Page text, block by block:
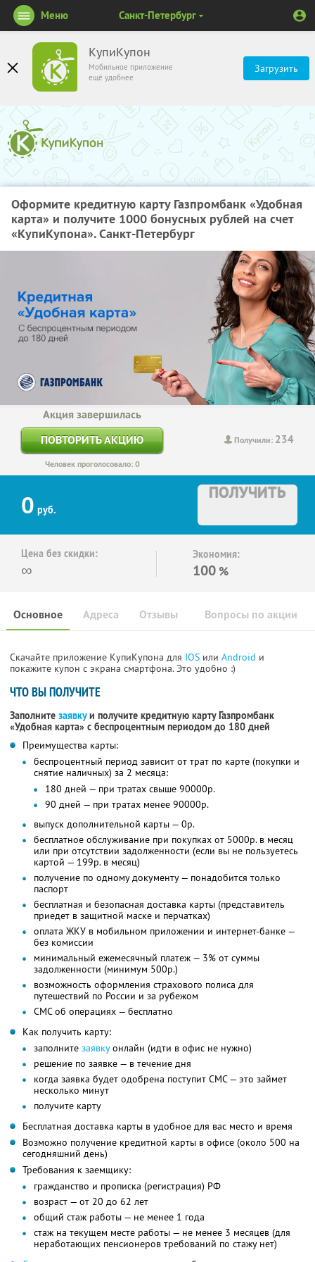
КупиКупон
Мобильное приложение
ещё удобнее
Загрузить
Меню Санкт-Петербург
Оформите кредитную карту Газпромбанк «Удобная
карта» и получите 1000 бонусных рублей на счет
«КупиКупона». Санкт-Петербург
Получили: 234
Акция завершилась
ПОВТОРИТЬ АКЦИЮ
Человек проголосовало: 0
0 руб.
ПОЛУЧИТЬ
Цена без скидки:
∞
Экономия:
100 %
Основное Отзывы Вопросы по акции
Адреса
Скачайте приложение КупиКупона для IOS или Android и
покажите купон с экрана смартфона. Это удобно :)
ЧТО ВЫ ПОЛУЧИТЕ
Заполните заявкуи получите кредитную карту Газпромбанк
«Удобная карта» с беспроцентным периодом до 180 дней
Преимущества карты:
беспроцентный период зависит от трат по карте (покупки и
снятие наличных) за 2 месяца:
180 дней — при тратах свыше 90000р.
90 дней — при тратах менее 90000р.
выпуск дополнительной карты — 0р.
бесплатное обслуживание при покупках от 5000р. в месяц
или при отсутствии задолженности (если вы не пользуетесь
картой — 199р. в месяц)
получение по одному документу — понадобится только
паспорт
бесплатная и безопасная доставка карты (представитель
приедет в защитной маске и перчатках)
оплата ЖКУ в мобильном приложении и интернет-банке —
без комиссии
минимальный ежемесячный платеж — 3% от суммы
задолженности (минимум 500р.)
возможность оформления страхового полиса для
путешествий по России и за рубежом
СМС об операциях — бесплатно
Как получить карту:
заполните заявкуонлайн (идти в офис не нужно)
решение по заявке — в течение дня
когда заявка будет одобрена поступит СМС — это займет
несколько минут
получите карту
Бесплатная доставка карты в удобное для вас место и время
Возможно получение кредитной карты в офисе (около 500 на
сегодняшний день)
Требования к заемщику:
гражданство и прописка (регистрация) РФ
возраст — от 20 до 62 лет
общий стаж работы — не менее 1 года
стаж на текущем месте работы — не менее 3 месяцев (для
неработающих пенсионеров требований по стажу нет)